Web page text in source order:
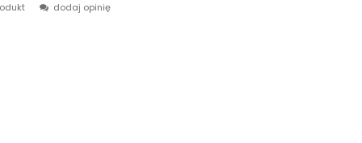
dodaj opinię